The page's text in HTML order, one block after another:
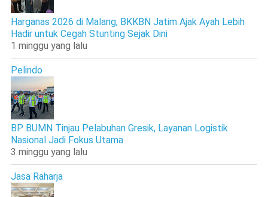
Harganas 2026 di Malang, BKKBN Jatim Ajak Ayah Lebih
Hadir untuk Cegah Stunting Sejak Dini
1 minggu yang lalu
Pelindo
BP BUMN Tinjau Pelabuhan Gresik, Layanan Logistik
Nasional Jadi Fokus Utama
3 minggu yang lalu
Jasa Raharja